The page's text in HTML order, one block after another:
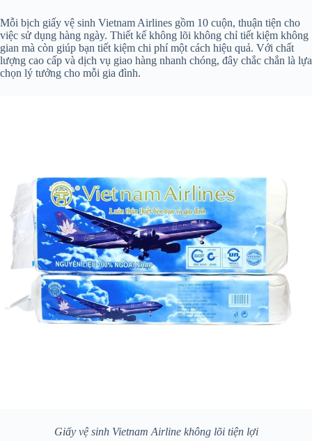
Mỗi bịch giấy vệ sinh Vietnam Airlines gồm 10 cuộn, thuận tiện cho
việc sử dụng hàng ngày. Thiết kế không lõi không chỉ tiết kiệm không
gian mà còn giúp bạn tiết kiệm chi phí một cách hiệu quả. Với chất
lượng cao cấp và dịch vụ giao hàng nhanh chóng, đây chắc chắn là lựa
chọn lý tưởng cho mỗi gia đình.
Giấy vệ sinh Vietnam Airline không lõi tiện lợi